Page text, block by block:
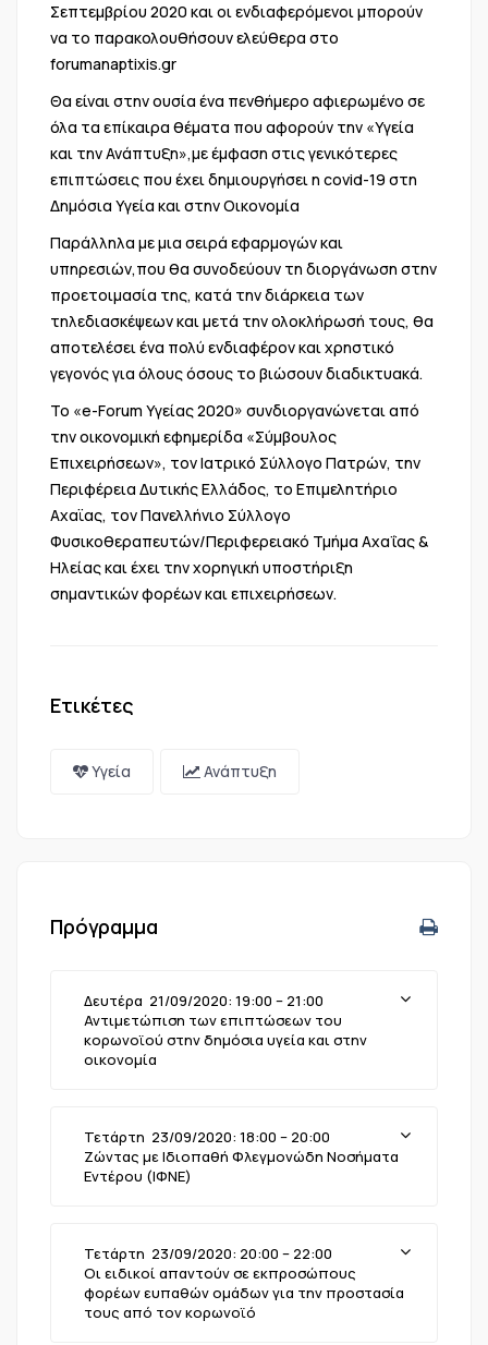
Σεπτεμβρίου 2020 και οι ενδιαφερόμενοι μπορούν
να το παρακολουθήσουν ελεύθερα στο
forumanaptixis.gr
Θα είναι στην ουσία ένα πενθήμερο αφιερωμένο σε
όλα τα επίκαιρα θέματα που αφορούν την «Υγεία
και την Ανάπτυξη»,με έμφαση στις γενικότερες
επιπτώσεις που έχει δημιουργήσει η covid-19 στη
Δημόσια Υγεία και στην Οικονομία
Παράλληλα με μια σειρά εφαρμογών και
υπηρεσιών,που θα συνοδεύουν τη διοργάνωση στην
προετοιμασία της, κατά την διάρκεια των
τηλεδιασκέψεων και μετά την ολοκλήρωσή τους, θα
αποτελέσει ένα πολύ ενδιαφέρον και χρηστικό
γεγονός για όλους όσους το βιώσουν διαδικτυακά.
Το «e-Forum Υγείας 2020» συνδιοργανώνεται από
την οικονομική εφημερίδα «Σύμβουλος
Επιχειρήσεων», τον Ιατρικό Σύλλογο Πατρών, την
Περιφέρεια Δυτικής Ελλάδος, το Επιμελητήριο
Αχαϊας, τον Πανελλήνιο Σύλλογο
Φυσικοθεραπευτών/Περιφερειακό Τμήμα Αχαΐας &
Ηλείας και έχει την χορηγική υποστήριξη
σημαντικών φορέων και επιχειρήσεων.
Ετικέτες
Υγεία Ανάπτυξη
Πρόγραμμα
Δευτέρα 21/09/2020: 19:00 – 21:00
Αντιμετώπιση των επιπτώσεων του
κορωνοϊού στην δημόσια υγεία και στην
οικονομία
Τετάρτη 23/09/2020: 18:00 – 20:00
Ζώντας με Ιδιοπαθή Φλεγμονώδη Νοσήματα
Εντέρου (ΙΦΝΕ)
Τετάρτη 23/09/2020: 20:00 – 22:00
Οι ειδικοί απαντούν σε εκπροσώπους
φορέων ευπαθών ομάδων για την προστασία
τους από τον κορωνοϊό